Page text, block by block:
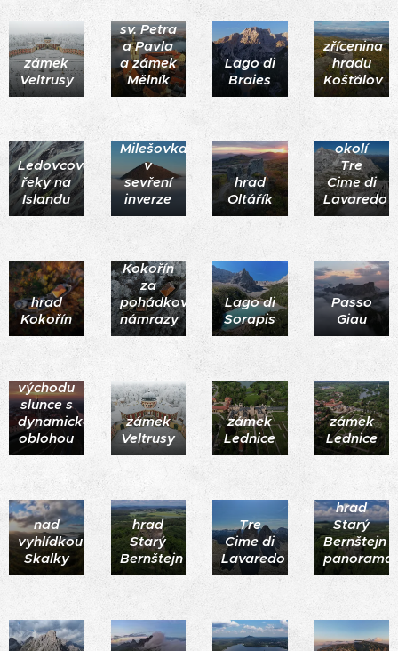
zámek
Veltrusy
Chrám
sv. Petra
a Pavla
a zámek
Mělník
Lago di
Braies
zřícenina
hradu
Košťálov
Ledovcové
řeky na
Islandu
Milešovka
v
sevření
inverze
hrad
Oltářík
okolí
Tre
Cime di
Lavaredo
hrad
Kokořín
hrad
Kokořín
za
pohádkové
námrazy
Lago di
Sorapis
Passo
Giau
Mělník
při
východu
slunce s
dynamickou
oblohou
zámek
Veltrusy
zámek
Lednice
zámek
Lednice
nad
vyhlídkou
Skalky
hrad
Starý
Bernštejn
Tre
Cime di
Lavaredo
hrad
Starý
Bernštejn
panorama